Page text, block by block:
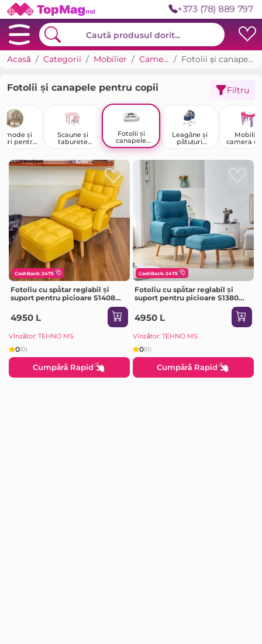
+373 (78) 889 797
Acasă Categorii Mobilier Cameră copii Fotolii și canapele pentru copii
Fotolii și canapele pentru copii Filtru
și
pentru
Scaune și
taburete
Fotolii și
canapele
pentru copii
Leagăne și
pătuțuri
Mobilier
camera
CashBack: 2475
Fotoliu cu spătar reglabil și
suport pentru picioare S1408
4950 L
Vînzător: TEHNO MS
0(0)
Cumpără Rapid
CashBack: 2475
Fotoliu cu spătar reglabil și
suport pentru picioare S1380
4950 L
Vînzător: TEHNO MS
0(0)
Cumpără Rapid